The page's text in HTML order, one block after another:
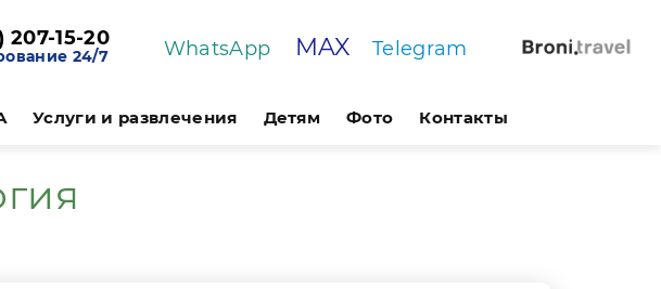
207-15-20
24/7 WhatsApp MAX Telegram
Услуги и развлечения Детям Фото Контакты